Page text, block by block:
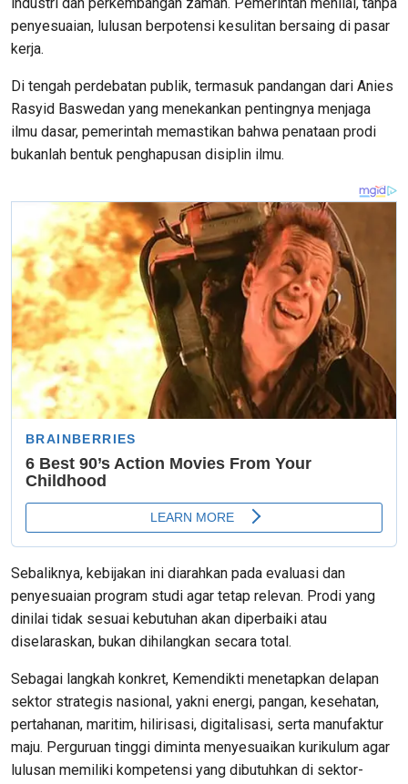
penyesuaian, lulusan berpotensi kesulitan bersaing di pasar
kerja.
Di tengah perdebatan publik, termasuk pandangan dari Anies
Rasyid Baswedan yang menekankan pentingnya menjaga
ilmu dasar, pemerintah memastikan bahwa penataan prodi
bukanlah bentuk penghapusan disiplin ilmu.
Sebaliknya, kebijakan ini diarahkan pada evaluasi dan
penyesuaian program studi agar tetap relevan. Prodi yang
dinilai tidak sesuai kebutuhan akan diperbaiki atau
diselaraskan, bukan dihilangkan secara total.
Sebagai langkah konkret, Kemendikti menetapkan delapan
sektor strategis nasional, yakni energi, pangan, kesehatan,
pertahanan, maritim, hilirisasi, digitalisasi, serta manufaktur
maju. Perguruan tinggi diminta menyesuaikan kurikulum agar
lulusan memiliki kompetensi yang dibutuhkan di sektor-